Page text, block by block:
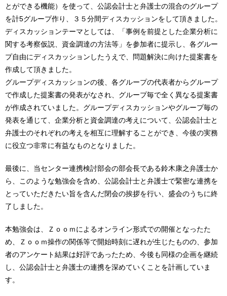
とができる機能）を使って、公認会計士と弁護士の混合のグループ
を計5グループ作り、３５分間ディスカッションをして頂きました。
ディスカッションテーマとしては、「事例を前提とした企業分析に
関する考察仮説、資金調達の方法等」を参加者に提示し、各グルー
プ自由にディスカッションしたうえで、問題解決に向けた提案書を
作成して頂きました。
グループディスカッションの後、各グループの代表者からグループ
で作成した提案書の発表がなされ、グループ毎で全く異なる提案書
が作成されていました。グループディスカッションやグループ毎の
発表を通じて、企業分析と資金調達の考えについて、公認会計士と
弁護士のそれぞれの考えを相互に理解することができ、今後の実務
に役立つ非常に有益なものとなりました。
最後に、当センター連携検討部会の部会長である鈴木康之弁護士か
ら、このような勉強会を含め、公認会計士と弁護士で緊密な連携を
とっていただきたい旨を含んだ閉会の挨拶を行い、盛会のうちに終
了しました。
本勉強会は、Ｚｏｏｍによるオンライン形式での開催となったた
め、Ｚｏｏｍ操作の関係等で開始時刻に遅れが生じたものの、参加
者のアンケート結果は好評であったため、今後も同様の企画を継続
し、公認会計士と弁護士の連携を深めていくことを計画していま
す。